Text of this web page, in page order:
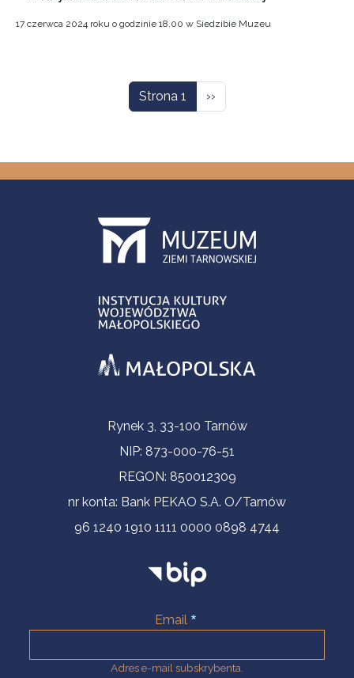
17 czerwca 2024 roku o godzinie 18.00 w Siedzibie Muzeu
Strona 1 Następna strona
››
Informacje kontaktoweRynek 3, 33-100 Tarnów
NIP: 873-000-76-51
REGON: 850012309
nr konta: Bank PEKAO S.A. O/Tarnów
96 1240 1910 1111 0000 0898 4744
Email
Adres e-mail subskrybenta.